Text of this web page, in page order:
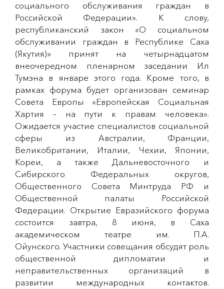
социального обслуживания граждан в
Российской Федерации». К слову,
республиканский закон «О социальном
обслуживании граждан в Республике Саха
(Якутия)» принят на четырнадцатом
внеочередном пленарном заседании Ил
Тумэна в январе этого года. Кроме того, в
рамках форума будет организован семинар
Совета Европы «Европейская Социальная
Хартия – на пути к правам человека».
Ожидается участие специалистов социальной
сферы из Австралии, Франции,
Великобритании, Италии, Чехии, Японии,
Кореи, а также Дальневосточного и
Сибирского Федеральных округов,
Общественного Совета Минтруда РФ и
Общественной палаты Российской
Федерации. Открытие Евразийского форума
состоится завтра, 8 июня, в Саха
академическом театре им. П.А.
Ойунского. Участники совещания обсудят роль
общественной дипломатии и
неправительственных организаций в
развитии международных контактов.